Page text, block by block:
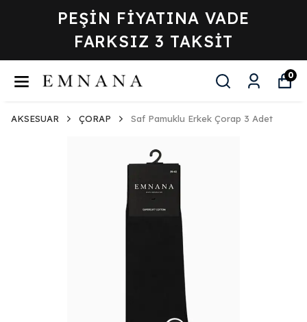
ÜYELERE + %5
0
AKSESUAR ÇORAP Saf Pamuklu Erkek Çorap 3 Adet